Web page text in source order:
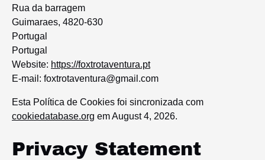
Rua da barragem
Guimaraes, 4820-630
Portugal
Portugal
Website: https://foxtrotaventura.pt
E-mail: foxtrotaventura@gmail.com
Esta Política de Cookies foi sincronizada com
cookiedatabase.org em August 4, 2026.
Privacy Statement